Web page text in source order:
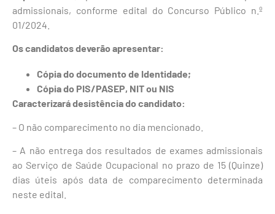
admissionais, conforme edital do Concurso Público n.º
01/2024.
Os candidatos deverão apresentar:
Cópia do documento de Identidade;
Cópia do PIS/PASEP, NIT ou NIS
Caracterizará desistência do candidato:
– O não comparecimento no dia mencionado.
– A não entrega dos resultados de exames admissionais
ao Serviço de Saúde Ocupacional no prazo de 15 (Quinze)
dias úteis após data de comparecimento determinada
neste edital.